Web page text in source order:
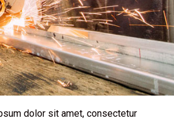
dolor sit amet, consectetur